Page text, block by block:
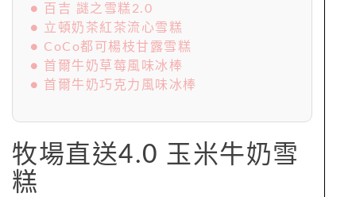
● 百吉 謎之雪糕2.0
● 立頓奶茶紅茶流心雪糕
● CoCo都可楊枝甘露雪糕
● 首爾牛奶草莓風味冰棒
● 首爾牛奶巧克力風味冰棒
牧場直送4.0 玉米牛奶雪
糕